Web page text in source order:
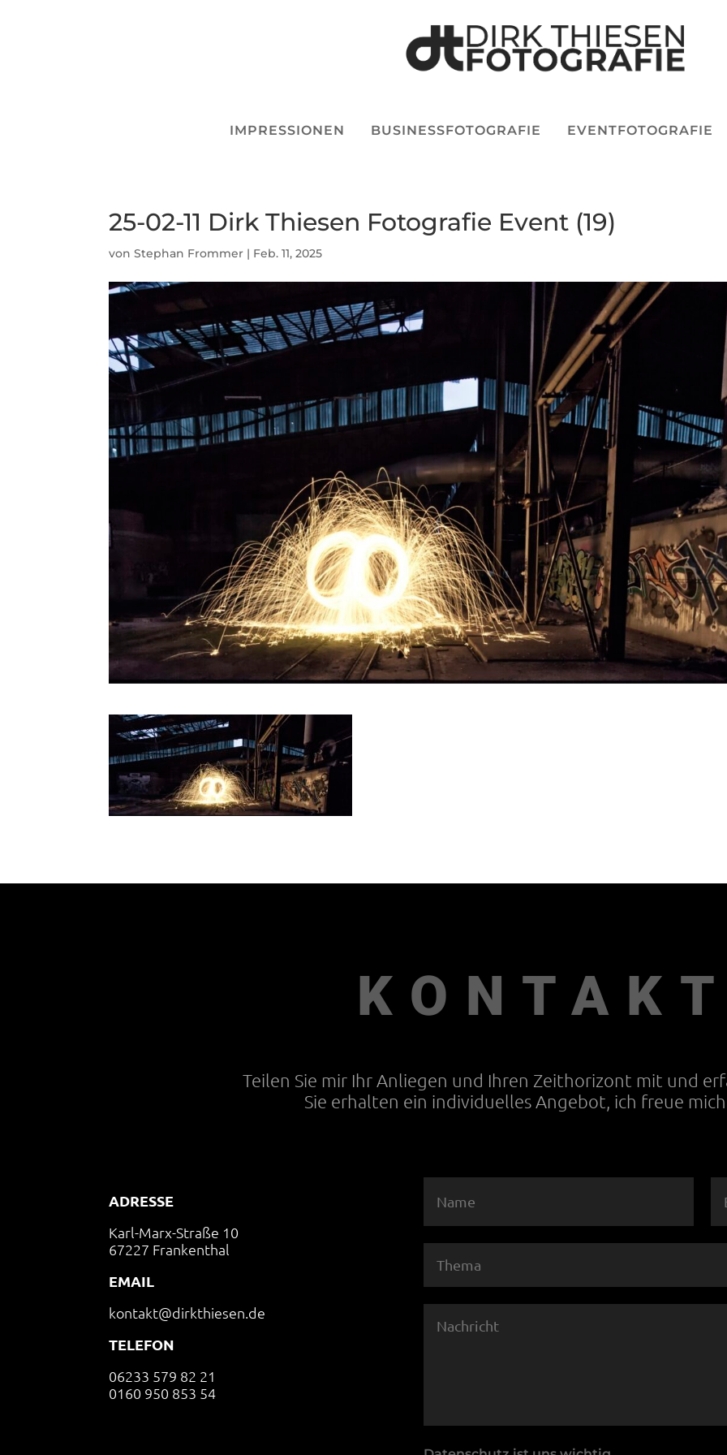
IMPRESSIONEN BUSINESSFOTOGRAFIE EVENTFOTOGRAFIE
25-02-11 Dirk Thiesen Fotografie Event (19)
vonStephan Frommer | Feb. 11, 2025
KONTAKT
Teilen Sie mir Ihr Anliegen und Ihren Zeithorizont mit und
Sie erhalten ein individuelles Angebot, ich freue mich
ADRESSE
Karl-Marx-Straße 10
67227 Frankenthal
EMAIL
kontakt@dirkthiesen.de
TELEFON
06233 579 82 21
0160 950 853 54